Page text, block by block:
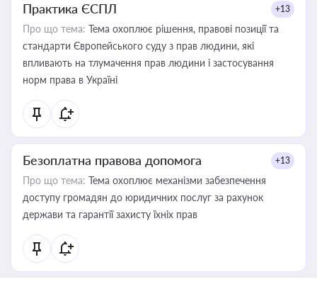
Практика ЄСПЛ +13
Про що тема: Тема охоплює рішення, правові позиції та
стандарти Європейського суду з прав людини, які
впливають на тлумачення прав людини і застосування
норм права в Україні
Безоплатна правова допомога +13
Про що тема: Тема охоплює механізми забезпечення
доступу громадян до юридичних послуг за рахунок
держави та гарантії захисту їхніх прав